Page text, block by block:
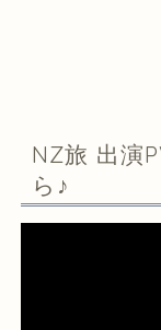
NZ旅 出演
ら♪